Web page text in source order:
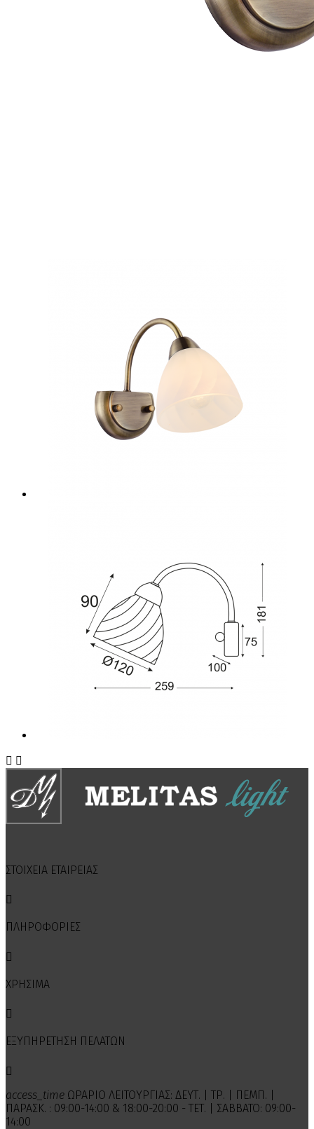
 
ΣΤΟΙΧΕΙΑ ΕΤΑΙΡΕΙΑΣ

ΠΛΗΡΟΦΟΡΙΕΣ

ΧΡΗΣΙΜΑ

ΕΞΥΠΗΡΕΤΗΣΗ ΠΕΛΑΤΩΝ

access_time ΩΡΑΡΙΟ ΛΕΙΤΟΥΡΓΙΑΣ: ΔΕΥΤ. | ΤΡ. | ΠΕΜΠ. |
ΠΑΡΑΣΚ. : 09:00-14:00 & 18:00-20:00 - ΤΕΤ. | ΣΑΒΒΑΤΟ: 09:00-
14:00